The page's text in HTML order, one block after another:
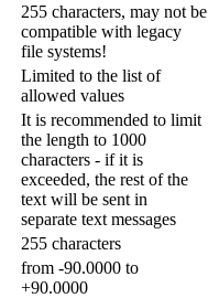
255 characters, may not be
compatible with legacy
file systems!
Limited to the list of
allowed values
It is recommended to limit
the length to 1000
characters - if it is
exceeded, the rest of the
text will be sent in
separate text messages
255 characters
from -90.0000 to
+90.0000